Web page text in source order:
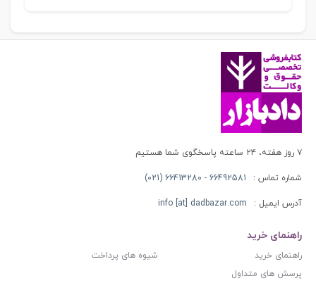
۷ روز هفته، ۲۴ ساعته پاسخگوی شما هستیم
شماره تماس : 66492581 - 66413280 (021)
آدرس ایمیل : info [at] dadbazar.com
راهنمای خرید
راهنمای خرید
شیوه های پرداخت
پرسش های متداول